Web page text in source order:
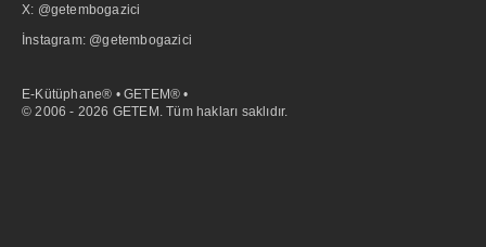
X: @getembogazici
İnstagram: @getembogazici
E-Kütüphane® • GETEM® •
© 2006 - 2026 GETEM. Tüm hakları saklıdır.